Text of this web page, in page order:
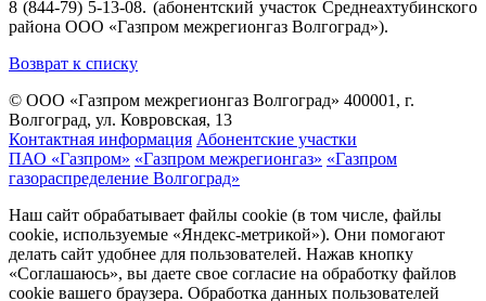
8 (844-79) 5-13-08. (абонентский участок Среднеахтубинского
района ООО «Газпром межрегионгаз Волгоград»).
Возврат к списку
© ООО «Газпром межрегионгаз Волгоград» 400001, г.
Волгоград, ул. Ковровская, 13
Контактная информация Абонентские участки
ПАО «Газпром» «Газпром межрегионгаз» «Газпром
газораспределение Волгоград»
Наш сайт обрабатывает файлы cookie (в том числе, файлы
cookie, используемые «Яндекс-метрикой»). Они помогают
делать сайт удобнее для пользователей. Нажав кнопку
«Соглашаюсь», вы даете свое согласие на обработку файлов
cookie вашего браузера. Обработка данных пользователей